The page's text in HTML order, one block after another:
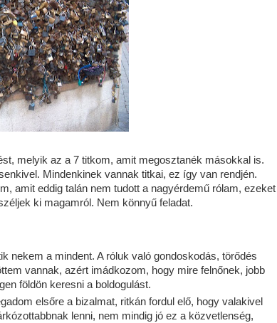
melyik az a 7 titkom, amit megosztanék másokkal is.
Mindenkinek vannak titkai, ez így van rendjén.
amit eddig talán nem tudott a nagyérdemű rólam, ezeket
ki magamról. Nem könnyű feladat.
nekem a mindent. A róluk való gondoskodás, törődés
vannak, azért imádkozom, hogy mire felnőnek, jobb
földön keresni a boldogulást.
elsőre a bizalmat, ritkán fordul elő, hogy valakivel
lenni, nem mindig jó ez a közvetlenség,